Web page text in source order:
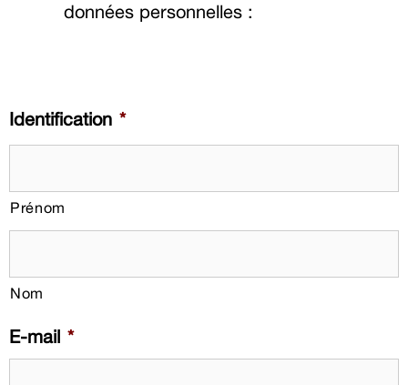
données personnelles :
Identification *
Prénom
Nom
E-mail *